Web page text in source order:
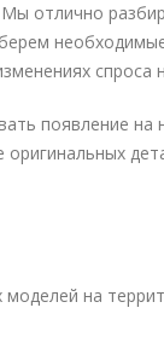
отлично
спроса
появление на
на